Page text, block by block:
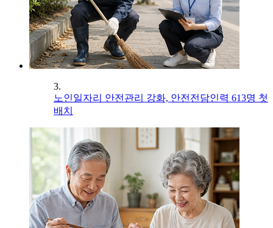
3.
노인일자리 안전관리 강화, 안전전담인력 613명 첫
배치